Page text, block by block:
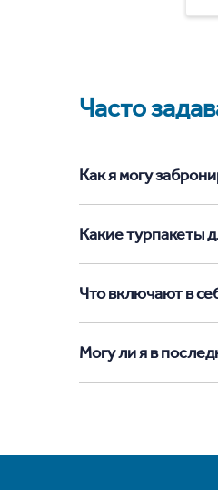
Часто
Как я могу
Какие турпакеты
Что включают в
Могу ли я в